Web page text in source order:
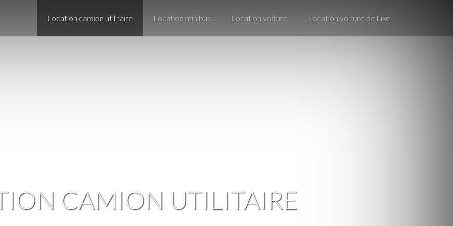
Location camion utilitaire Location minibus Location voiture Location voiture de luxe
CAMION UTILITAIRE